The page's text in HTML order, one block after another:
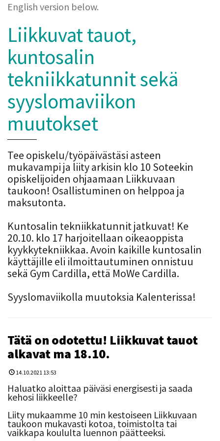
English version below.
Liikkuvat tauot,
kuntosalin
tekniikkatunnit sekä
syyslomaviikon
muutokset
Tee opiskelu/työpäivästäsi asteen
mukavampi ja liity arkisin klo 10 Soteekin
opiskelijoiden ohjaamaan Liikkuvaan
taukoon! Osallistuminen on helppoa ja
maksutonta.
Kuntosalin tekniikkatunnit jatkuvat! Ke
20.10. klo 17 harjoitellaan oikeaoppista
kyykkytekniikkaa. Avoin kaikille kuntosalin
käyttäjille eli ilmoittautuminen onnistuu
sekä Gym Cardilla, että MoWe Cardilla.
Syyslomaviikolla muutoksia Kalenterissa!
Tätä on odotettu! Liikkuvat tauot
alkavat ma 18.10.
14.10.2021 13:53
Haluatko aloittaa päiväsi energisesti ja saada
kehosi liikkeelle?
Liity mukaamme 10 min kestoiseen Liikkuvaan
taukoon mukavasti kotoa, toimistolta tai
vaikkapa koululta luennon päätteeksi.